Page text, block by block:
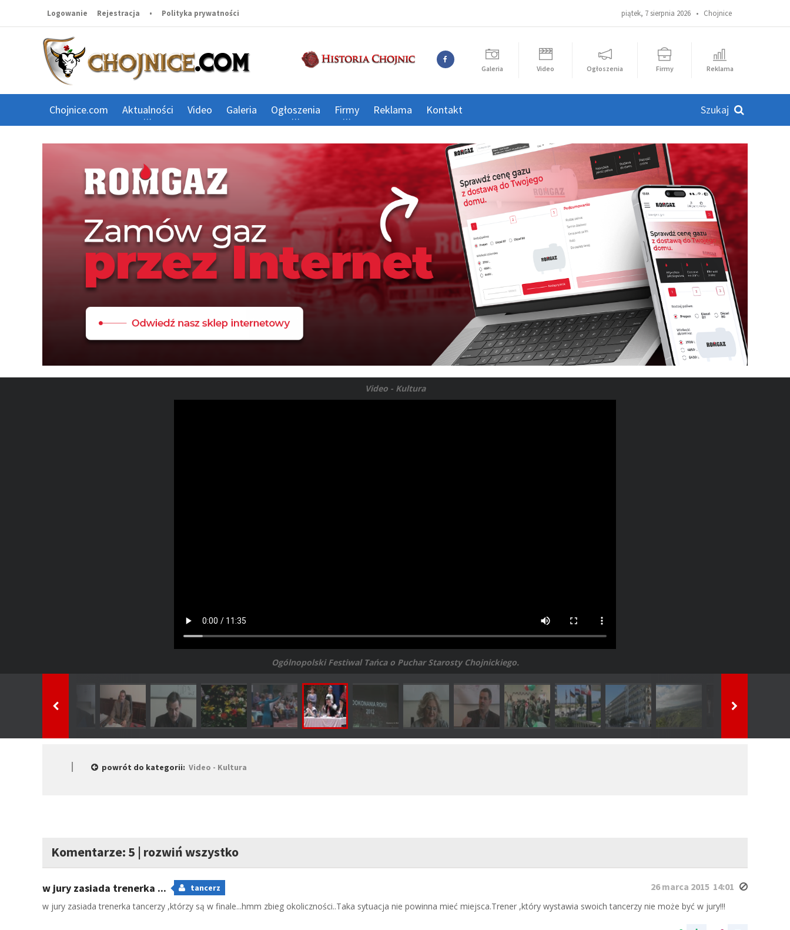
piątek, 7 sierpnia 2026 • Chojnice
Logowanie Rejestracja • Polityka prywatności
Galeria Video Ogłoszenia Firmy Reklama
Chojnice.com Aktualności Video Galeria Ogłoszenia Firmy Reklama Kontakt
Video - Kultura
Ogólnopolski Festiwal Tańca o Puchar Starosty Chojnickiego.
powrót do kategorii: Video - Kultura
Komentarze: 5 | rozwiń wszystko
26 marca 2015 14:01
w jury zasiada trenerka ... tancerz
w jury zasiada trenerka tancerzy ,którzy są w finale...hmm zbieg okoliczności..Taka sytuacja nie powinna mieć miejsca.Trener ,który wystawia swoich tancerzy nie może być w jury!!!